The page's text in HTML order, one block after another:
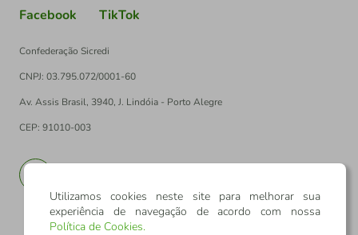
Facebook TikTok
Confederação Sicredi
CNPJ: 03.795.072/0001-60
Av. Assis Brasil, 3940, J. Lindóia - Porto Alegre
CEP: 91010-003
Utilizamos cookies neste site para melhorar sua
experiência de navegação de acordo com nossa
Política de Cookies.